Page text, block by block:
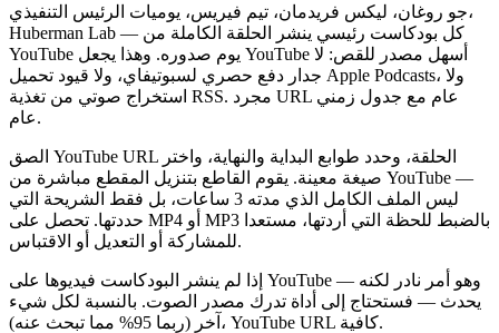
جو روغان، ليكس فريدمان، تيم فيريس، يوميات الرئيس التنفيذي،
Huberman Lab — كل بودكاست رئيسي ينشر الحلقة الكاملة من
YouTube يوم صدوره. وهذا يجعل YouTube أسهل مصدر للقص: لا
جدار دفع حصري لسبوتيفاي، ولا قيود تحميل Apple Podcasts، ولا
استخراج صوتي من تغذية RSS. مجرد URL عام مع جدول زمني
عام.
الصق YouTube URL الحلقة، وحدد طوابع البداية والنهاية، واختر
صيغة معينة. يقوم القاطع بتنزيل المقطع مباشرة من YouTube —
ليس الملف الكامل الذي مدته 3 ساعات، بل فقط الشريحة التي
حددتها. تحصل على MP4 أو MP3 بالضبط للحظة التي أردتها، مستعدا
للمشاركة أو التعديل أو الاقتباس.
إذا لم ينشر البودكاست فيديوها على YouTube — وهو أمر نادر لكنه
يحدث — فستحتاج إلى أداة تدرك مصدر الصوت. بالنسبة لكل شيء
آخر (ربما 95% مما تبحث عنه)، YouTube URL كافية.